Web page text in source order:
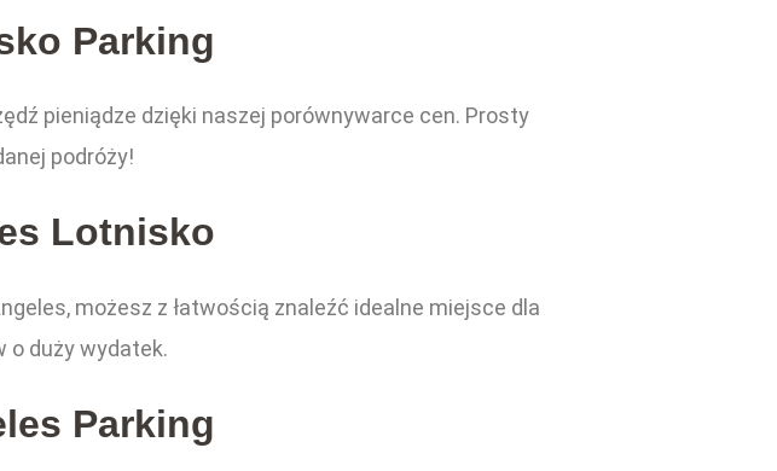
Parking
pieniądze dzięki naszej porównywarce cen. Prosty
podróży!
Lotnisko
możesz z łatwością znaleźć idealne miejsce dla
o duży wydatek.
Parking